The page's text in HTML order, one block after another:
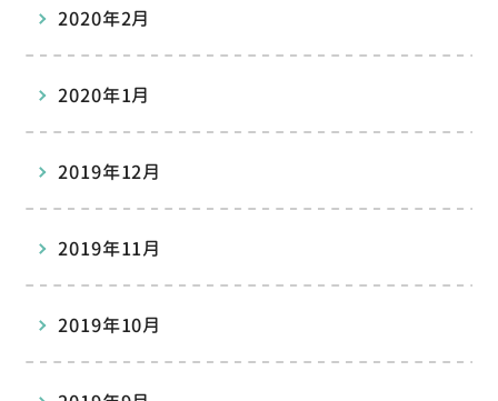
2020年2月
2020年1月
2019年12月
2019年11月
2019年10月